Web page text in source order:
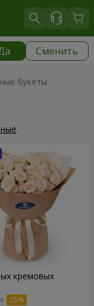
Сменить
букеты
кремовых